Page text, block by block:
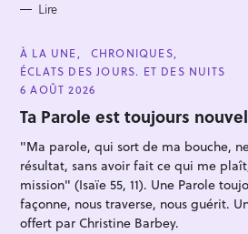
Lire
C
A
T
E
O
R
E
À LA UNE
CHRONIQUES
ÉCLATS DES JOURS. ET DES NUITS
6 AOÛT 2026
Ta Parole est toujours
"Ma parole, qui sort de ma bouche,
résultat, sans avoir fait ce qui me
mission" (Isaïe 55, 11). Une Parole
façonne, nous traverse, nous guérit.
offert par Christine Barbey.